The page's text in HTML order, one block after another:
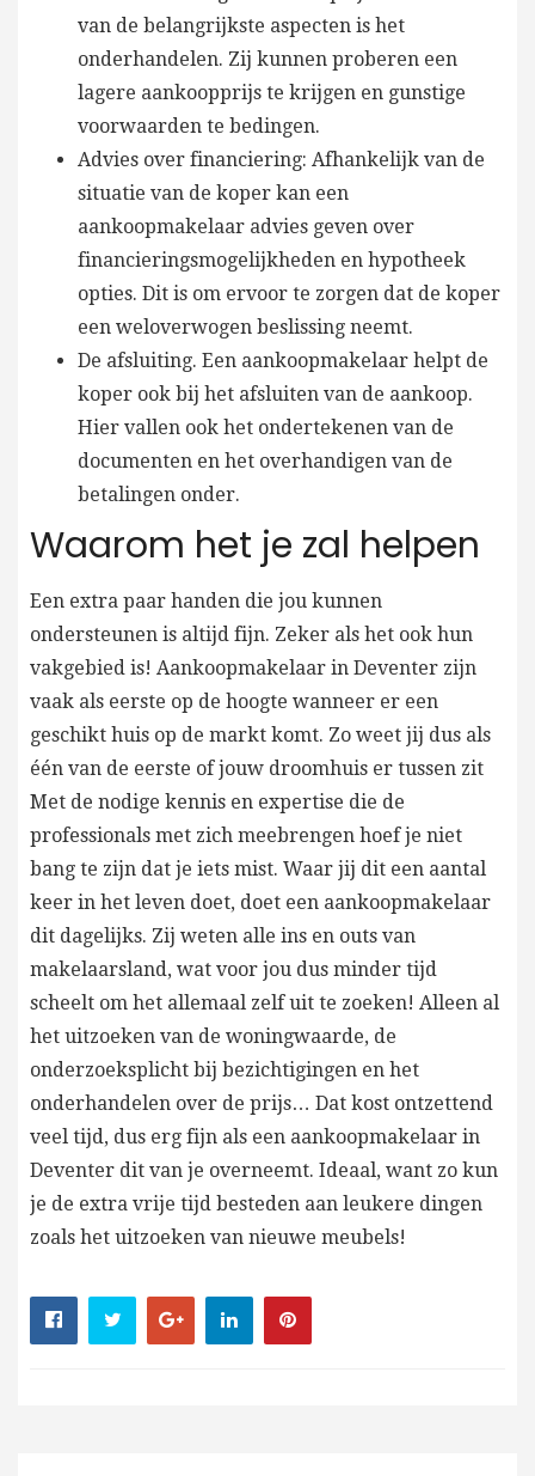
van de belangrijkste aspecten is het
onderhandelen. Zij kunnen proberen een
lagere aankoopprijs te krijgen en gunstige
voorwaarden te bedingen.
Advies over financiering: Afhankelijk van de
situatie van de koper kan een
aankoopmakelaar advies geven over
financieringsmogelijkheden en hypotheek
opties. Dit is om ervoor te zorgen dat de koper
een weloverwogen beslissing neemt.
De afsluiting. Een aankoopmakelaar helpt de
koper ook bij het afsluiten van de aankoop.
Hier vallen ook het ondertekenen van de
documenten en het overhandigen van de
betalingen onder.
Waarom het je zal helpen
Een extra paar handen die jou kunnen
ondersteunen is altijd fijn. Zeker als het ook hun
vakgebied is! Aankoopmakelaar in Deventer zijn
vaak als eerste op de hoogte wanneer er een
geschikt huis op de markt komt. Zo weet jij dus als
één van de eerste of jouw droomhuis er tussen zit
Met de nodige kennis en expertise die de
professionals met zich meebrengen hoef je niet
bang te zijn dat je iets mist. Waar jij dit een aantal
keer in het leven doet, doet een aankoopmakelaar
dit dagelijks. Zij weten alle ins en outs van
makelaarsland, wat voor jou dus minder tijd
scheelt om het allemaal zelf uit te zoeken! Alleen al
het uitzoeken van de woningwaarde, de
onderzoeksplicht bij bezichtigingen en het
onderhandelen over de prijs… Dat kost ontzettend
veel tijd, dus erg fijn als een aankoopmakelaar in
Deventer dit van je overneemt. Ideaal, want zo kun
je de extra vrije tijd besteden aan leukere dingen
zoals het uitzoeken van nieuwe meubels!